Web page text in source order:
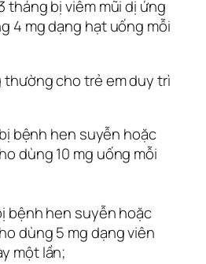
tháng bị viêm mũi dị ứng
4 mg dạng hạt uống mỗi
thường cho trẻ em duy trì
bệnh hen suyễn hoặc
dùng 10 mg uống mỗi
bệnh hen suyễn hoặc
dùng 5 mg dạng viên
một lần;